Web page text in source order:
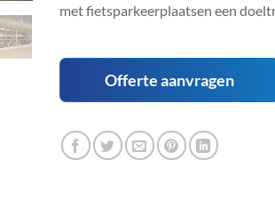
met fietsparkeerplaatsen een
Offerte aanvragen